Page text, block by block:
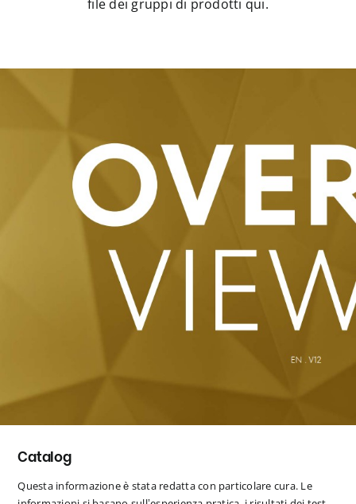
file dei gruppi di prodotti qui.
Catalog
Questa informazione è stata redatta con particolare cura. Le